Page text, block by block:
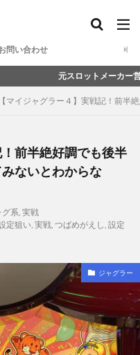
問い合わせ
スロットメーカー営業マンのさむら
【マイジャグラー４】実戦記！前半
！前半絶好調でも後半
ないとわからな
グ系, 実戦
定狙い, 実戦, つばめがえし, 設定
ジャグラー